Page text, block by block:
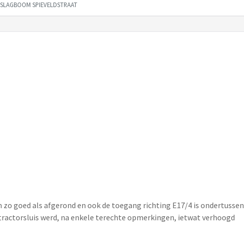
SPIEVELDSTRAAT
goed als afgerond en ook de toegang richting E17/4 is ondertussen
werd, na enkele terechte opmerkingen, ietwat verhoogd